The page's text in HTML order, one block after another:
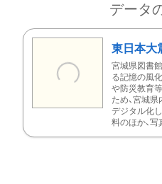
データ
東日本大
宮城県図書
る記憶の風
や防災教育
ため、宮城
デジタル化
料のほか、写